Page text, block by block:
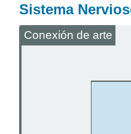
Sistema
Conexión de arte